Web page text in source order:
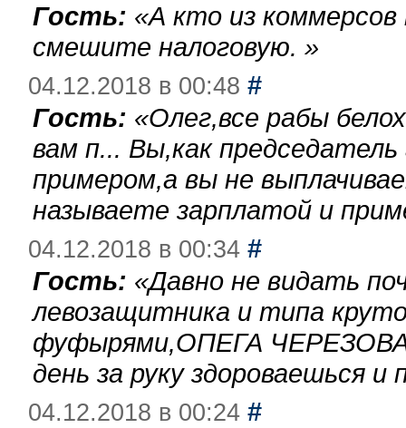
Гость: «А кто из
смешите налоговую. »
04.12.2018 в 00:48 #
Гость: «Олег,все рабы
вам п... Вы,как
примером,а вы не
называете зарплатой и
04.12.2018 в 00:34 #
Гость: «Давно не видать
левозащитника и типа
фуфырями,ОПЕГА
день за руку здороваешься
04.12.2018 в 00:24 #